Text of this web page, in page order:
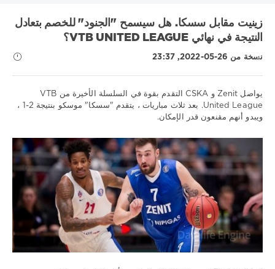
البرتغال الدوري الاسباني الدوري الالماني الدوري الاوروبي
الدوري الروسي الممتاز
السويد انتر بايرن برشلونة
بطولة بيلاروسيا دوري VTB يونايتد دوري أبطال أوروبا
دوري الأمم الأوروبية دوري الدرجة الاولى الايطالي دينامو موسكو
دينامو مينسك روما ريال مدريد زينيت سسكا سويسرا
مدينة مانشستر موناكو ميتالورج نابولي نيزهني نوفجورود
نيوكاسل
Show all tags
زينيت مقابل سسكا. هل سيسمح "الجنود" للخصم بتعادل
النتيجة في نهائي VTB UNITED LEAGUE؟
نسخة من 26-05-2022, 23:37
نصائح
تنبؤات
كرة
Download
1xbet
672
يواصل Zenit و CSKA التقدم بقوة في السلسلة الأخيرة من VTB
United League. بعد ثلاث مباريات ، يتقدم "سسكا" موسكو بنتيجة 2-1 ،
ويبدو أنهم مقنعون قدر الإمكان.